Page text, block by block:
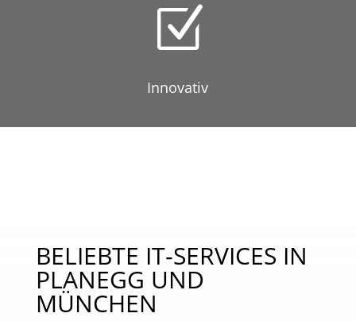
Z
Innovativ
BELIEBTE IT-SERVICES IN
PLANEGG UND
MÜNCHEN